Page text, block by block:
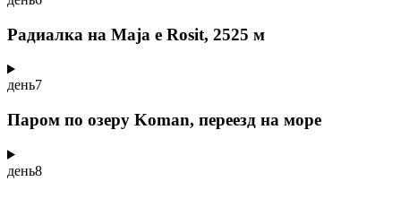
Радиалка на Maja e Rosit, 2525 м
день7
Паром по озеру Koman, переезд на море
день8